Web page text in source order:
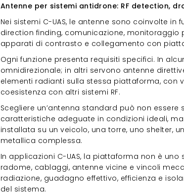
Antenne per sistemi antidrone: RF detection,
Nei sistemi C-UAS, le antenne sono coinvolte
direction finding, comunicazione,
apparati di contrasto e collegamento con
Ogni funzione presenta requisiti specifici. In
omnidirezionale; in altri servono antenne
elementi radianti sulla stessa piattaforma, con
coesistenza con altri sistemi RF.
Scegliere un’antenna standard può non
caratteristiche adeguate in condizioni ideali,
installata su un veicolo, una torre, uno shelter,
metallica complessa.
In applicazioni C-UAS, la piattaforma non è
radome, cablaggi, antenne vicine e vincoli
radiazione, guadagno effettivo, efficienza e
del sistema.